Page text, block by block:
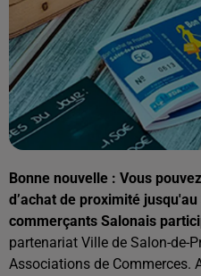
Bonne nouvelle : Vous
d’achat de proximité
commerçants Salonais
partenariat Ville de Salon-de-
Associations de Commerces.